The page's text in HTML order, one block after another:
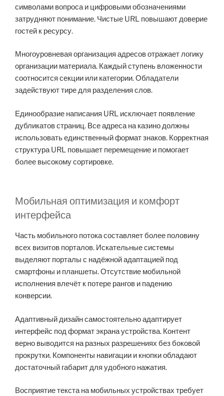
символами вопроса и цифровыми обозначениями
затрудняют понимание. Чистые URL повышают доверие
гостей к ресурсу.
Многоуровневая организация адресов отражает логику
организации материала. Каждый ступень вложенности
соотносится секции или категории. Обладатели
задействуют тире для разделения слов.
Единообразие написания URL исключает появление
дубликатов страниц. Все адреса на казино должны
использовать единственный формат знаков. Корректная
структура URL повышает перемещение и помогает
более высокому сортировке.
Мобильная оптимизация и комфорт
интерфейса
Часть мобильного потока составляет более половину
всех визитов порталов. Искательные системы
выделяют порталы с надёжной адаптацией под
смартфоны и планшеты. Отсутствие мобильной
исполнения влечёт к потере рангов и падению
конверсии.
Адаптивный дизайн самостоятельно адаптирует
интерфейс под формат экрана устройства. Контент
верно выводится на разных разрешениях без боковой
прокрутки. Компоненты навигации и кнопки обладают
достаточный габарит для удобного нажатия.
Восприятие текста на мобильных устройствах требует